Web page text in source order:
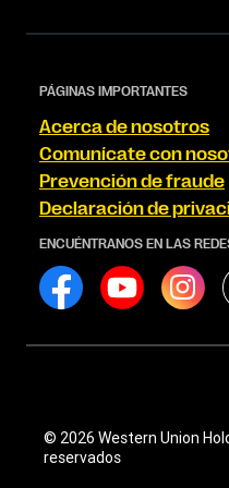
PÁGINAS IMPORTANTES
Acerca de nosotros
Comunícate con
Prevención de fraude
Declaración de
ENCUÉNTRANOS EN LAS
© 2026 Western Union
reservados